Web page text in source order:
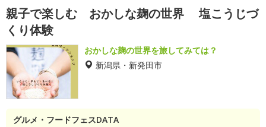
親子で楽しむ おかしな麹の世界 塩こうじづ
くり体験
おかしな麹の世界を旅してみては？
新潟県・新発田市
グルメ・フードフェスDATA